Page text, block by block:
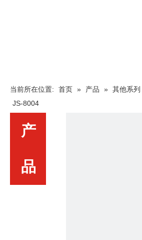
当前所在位置: 首页 » 产品 » 其他系列
JS-8004
产
品